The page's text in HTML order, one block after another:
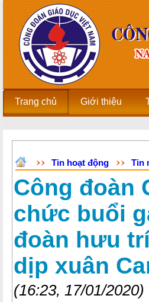
Trang chủ Giới thiệu
Tin hoạt động Tin
Công đoàn
chức buổi
đoàn hưu
dịp xuân
(16:23, 17/01/2020)